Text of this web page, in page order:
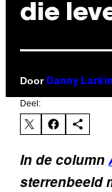
die
Door Danny Larkin
Deel:
In de column
sterrenbeeld